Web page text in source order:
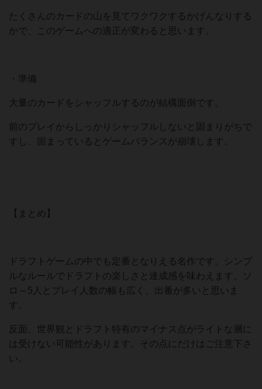
たくさんのカードの山を見てワクワクするかげんなりする
かで、このゲームへの適正が変わると思います。
・準備
大量のカードをシャッフルするのが結構面倒です。
前のプレイからしっかりシャッフルしないと固まりがちで
すし、固まっているとゲームバランスが崩壊します。
【まとめ】
ドラフトゲームの中でも定番となりえる名作です。シンプ
ルなルールでドラフトの楽しさと達成感を味わえます。ソ
ロ～5人とプレイ人数の幅も広く、出番が多いと思いま
す。
反面、世界観とドラフト特有のマイナス点がライトな層に
は受けない可能性があります。その点にだけはご注意下さ
い。